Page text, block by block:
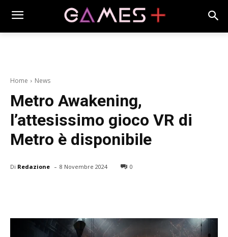
Home News
Metro Awakening,
l’attesissimo gioco VR di
Metro è disponibile
Di Redazione - 8 Novembre 2024 0